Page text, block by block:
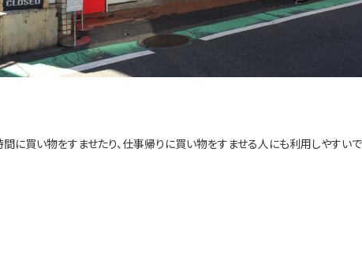
買い物をすませたり、仕事帰りに買い物をすませる人にも利用しやすい